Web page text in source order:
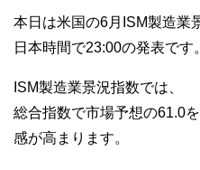
本日は米国の6月ISM製造業
日本時間で23:00の発表です。
ISM製造業景況指数では、
総合指数で市場予想の61.0
感が高まります。